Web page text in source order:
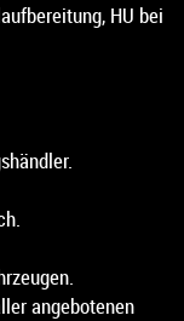
HU bei
angebotenen